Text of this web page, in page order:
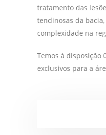
tratamento das
tendinosas da
complexidade na
Temos à disposição
exclusivos para a